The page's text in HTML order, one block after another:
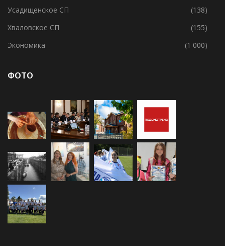
Усадищенское СП
(138)
Хваловское СП
(155)
Экономика
(1 000)
ФОТО